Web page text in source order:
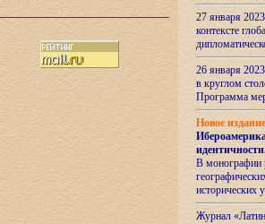
27 января
контексте
26 января
в круглом
Программа
Новое
идентичности
В монографии
исторических
Журнал